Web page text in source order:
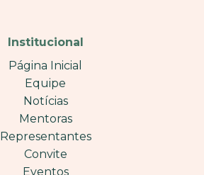
Institucional
Página Inicial
Equipe
Notícias
Mentoras
Representantes
Convite
Eventos